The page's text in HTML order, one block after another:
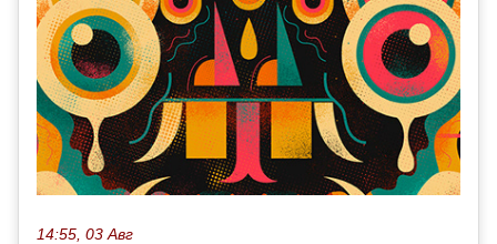
14:55, 03 Авг